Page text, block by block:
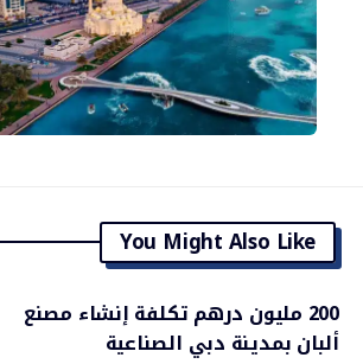
You Might Also Like
200 مليون درهم تكلفة إنشاء مصنع
ألبان بمدينة دبي الصناعية